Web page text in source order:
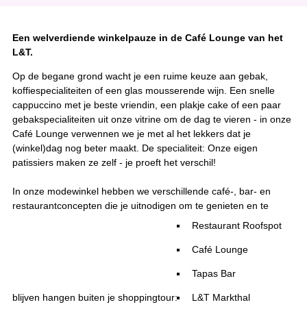
Een welverdiende winkelpauze in de Café Lounge van het
L&T.
Op de begane grond wacht je een ruime keuze aan gebak,
koffiespecialiteiten of een glas mousserende wijn. Een snelle
cappuccino met je beste vriendin, een plakje cake of een paar
gebakspecialiteiten uit onze vitrine om de dag te vieren - in onze
Café Lounge verwennen we je met al het lekkers dat je
(winkel)dag nog beter maakt. De specialiteit: Onze eigen
patissiers maken ze zelf - je proeft het verschil!
In onze modewinkel hebben we verschillende café-, bar- en
restaurantconcepten die je uitnodigen om te genieten en te
blijven hangen buiten je shoppingtour:
Restaurant Roofspot
Café Lounge
Tapas Bar
L&T Markthal